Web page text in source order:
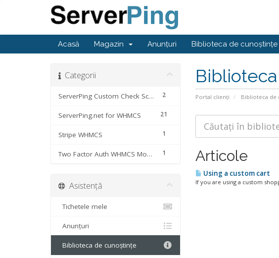
Acasă Magazin Anunțuri Biblioteca de cunoștințe
Portal clienți Biblioteca de
Categorii
2
ServerPing Custom Check Scripts
21
ServerPing.net for WHMCS
1
Stripe WHMCS
1
Two Factor Auth WHMCS Module Articole
Using a custom cart
If you are using a custom
Asistență
Tichetele mele
Anunțuri
Biblioteca de cunoștințe